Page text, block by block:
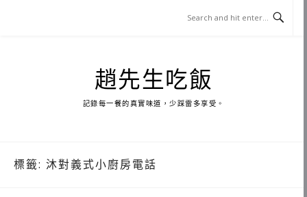
趙先生吃飯
記錄每一餐的真實味道，少踩雷多享受。
標籤: 沐對義式小廚房電話